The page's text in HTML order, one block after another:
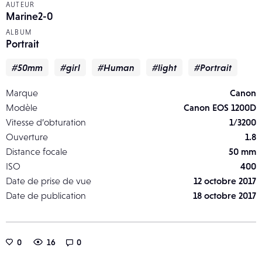
AUTEUR
Marine2-0
ALBUM
Portrait
#50mm #girl #Human #light #Portrait
Marque
Canon
Modèle
Canon EOS 1200D
Vitesse d’obturation
1/3200
Ouverture
1.8
Distance focale
50 mm
ISO
400
Date de prise de vue
12 octobre 2017
Date de publication
18 octobre 2017
0 16 0